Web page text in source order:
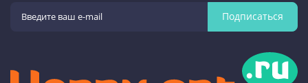
Подписаться